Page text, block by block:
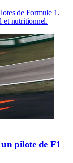
de Formule 1.
et nutritionnel.
pilote de F1